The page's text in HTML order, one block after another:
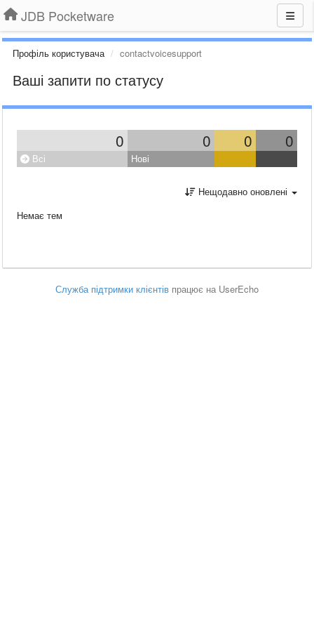
JDB Pocketware
Профіль користувача contactvoicesupport
Ваші запити по статусу
0 0 0 0
Всі Нові
Нещодавно оновлені
Немає тем
Служба підтримки клієнтів працює на UserEcho